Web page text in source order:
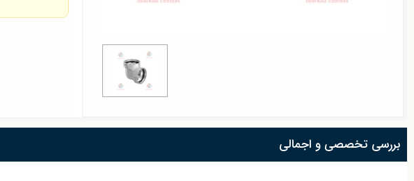
بررسی تخصصی و اجمالی